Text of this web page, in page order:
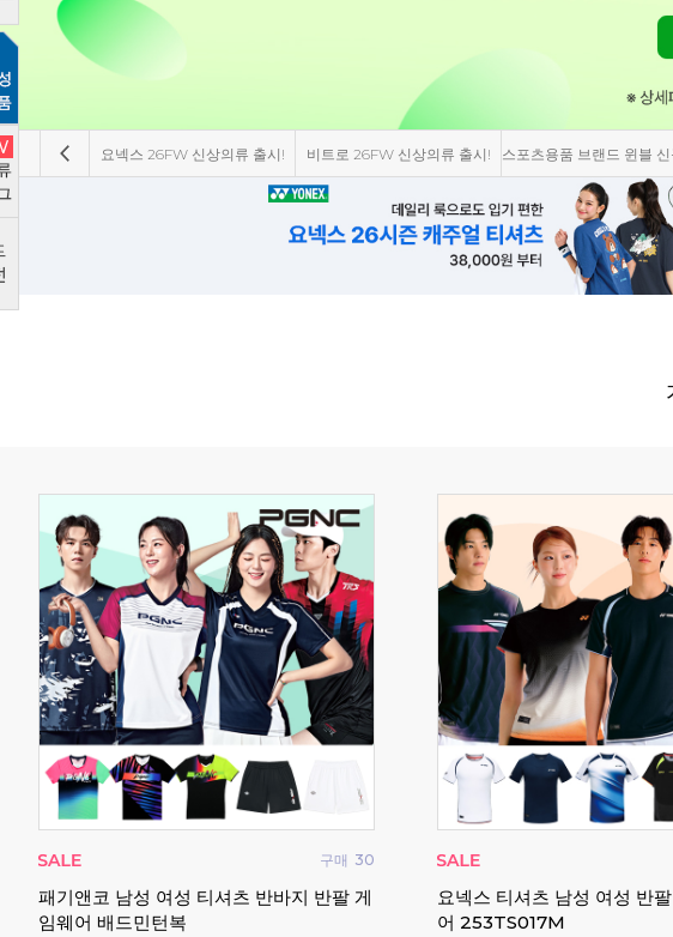
요넥스 26FW 신상의류 출시! 비트로 26FW 신상의류 출시! 스포츠용품 브랜드 윈블 신
구매 30
패기앤코 남성 여성 티셔츠 반바지 반팔 게
임웨어 배드민턴복
요넥스 티셔츠 남성 여성 반
어 253TS017M